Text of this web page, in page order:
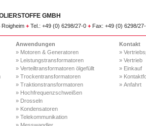
GMBH
Roigheim + Tel.: +49 (0) 6298/27-0 + Fax: +49 (0) 6298/
Anwendungen
» Motoren & Generatoren
» Leistungstransformatoren
» Verteiltransformatoren ölgefüllt
» Trockentransformatoren
» Traktionstransformatoren
» Hochfrequenzschweißen
» Drosseln
» Kondensatoren
» Telekommunikation
Kontakt
»
» Vertrieb
» Einkauf
»
» Anfahrt